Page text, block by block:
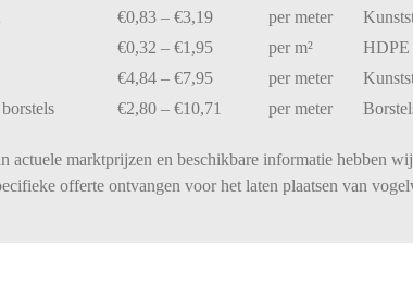
€0,83 – €3,19 per meter
€0,32 – €1,95 per m² HDPE
€4,84 – €7,95 per meter
borstels €2,80 – €10,71 per meter
actuele marktprijzen en beschikbare informatie hebben
offerte ontvangen voor het laten plaatsen van